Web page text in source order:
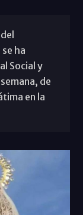
ha
Social y
de
en la